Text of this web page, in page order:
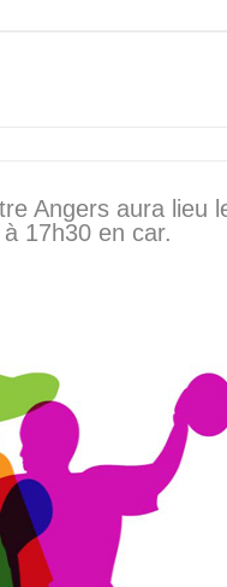
Angers aura lieu
17h30 en car.